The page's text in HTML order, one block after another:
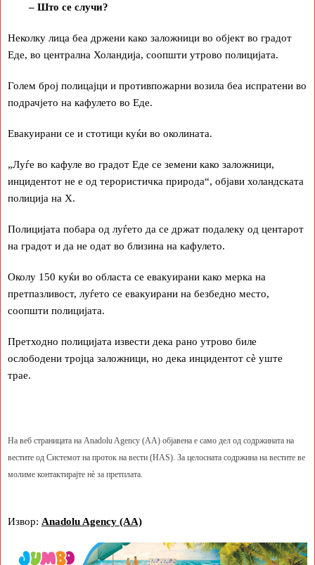
– Што се случи?
Неколку лица беа држени како заложници во објект во градот
Еде, во централна Холандија, соопшти утрово полицијата.
Голем број полицајци и противпожарни возила беа испратени во
подрачјето на кафулето во Еде.
Евакуирани се и стотици куќи во околината.
„Луѓе во кафуле во градот Еде се земени како заложници,
инцидентот не е од терористичка природа“, објави холандската
полиција на Х.
Полицијата побара од луѓето да се држат подалеку од центарот
на градот и да не одат во близина на кафулето.
Околу 150 куќи во областа се евакуирани како мерка на
претпазливост, луѓето се евакуирани на безбедно место,
соопшти полицијата.
Претходно полицијата извести дека рано утрово биле
ослободени тројца заложници, но дека инцидентот сѐ уште
трае.
На веб страницата на Anadolu Agency (AA) објавена е само дел од содржината на
вестите од Системот на проток на вести (HAS). За целосната содржина на вестите ве
молиме контактирајте нè за претплата.
Извор: Anadolu Agency (AA)